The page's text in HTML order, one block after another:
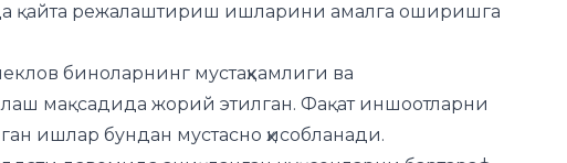
қайта режалаштириш ишларини амалга оширишга
биноларнинг мустаҳкамлиги ва
мақсадида жорий этилган. Фақат иншоотларни
ишлар бундан мустасно ҳисобланади.